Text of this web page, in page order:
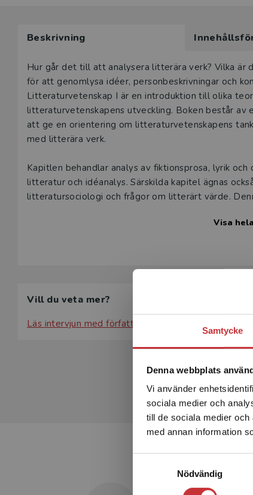
Samtycke
Denna webbplats
Vi använder
sociala medier och
till de sociala medier
med annan information
Nödvändig
här
Våra
under
vår
Den här
Beskrivning
Beskrivning
Hur går det till att analysera litterära verk? Vilka är
för att genomlysa idéer, personbeskrivningar och
Litteraturvetenskap I är en introduktion till olika
litteraturvetenskapens utveckling. Boken består av
att ge en orientering om litteraturvetenskapens
med litterära verk.
Kapitlen behandlar analys av fiktionsprosa, lyrik
litteratur och idéanalys. Särskilda kapitel ägnas
litteratursociologi och frågor om litterärt värde.
Visa
Vill du veta mer?
Läs intervjun med författarna.